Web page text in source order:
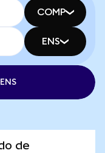
COMP
ENS
de